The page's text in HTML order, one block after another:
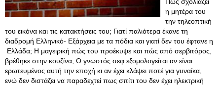
η μητέρα του
την τηλεοπτική
του εικόνα και τις κατακτήσεις του; Γιατί παλιότερα έκανε τη
διαδρομή Ελληνικό- Εξάρχεια με τα πόδια και γιατί δεν του έφτανε η
Ελλάδα; Η μαγειρική πώς του προέκυψε και πώς από σερβιτόρος,
βρέθηκε στην κουζίνα; Ο γνωστός σεφ εξομολογείται αν είναι
ερωτευμένος αυτή την εποχή κι αν έχει κλάψει ποτέ για γυναίκα,
ενώ δεν διστάζει να παραδεχτεί πως σπίτι του δεν έχει ηλεκτρική